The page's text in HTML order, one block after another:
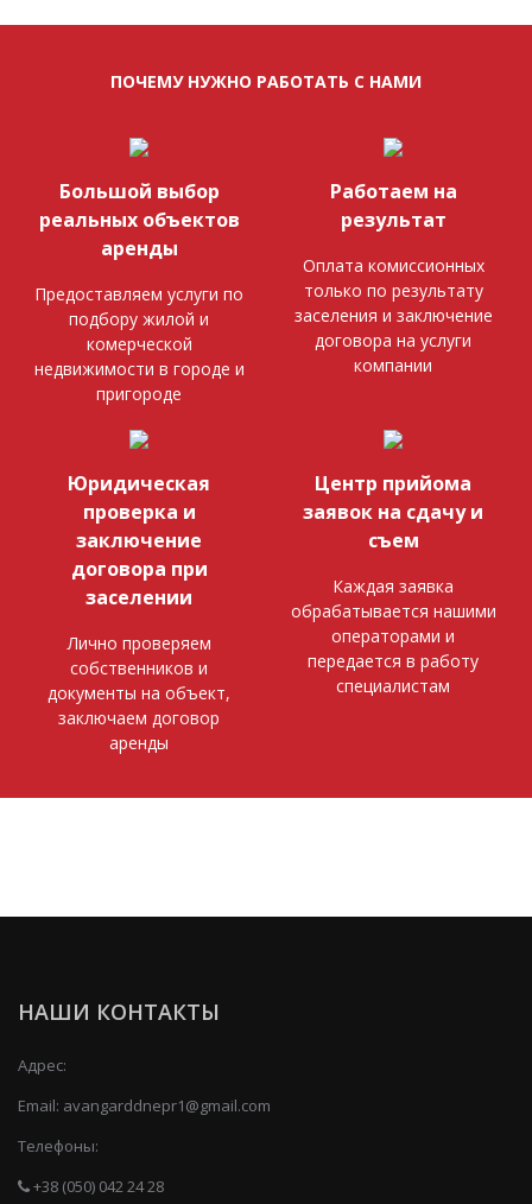
ПОЧЕМУ НУЖНО РАБОТАТЬ С НАМИ
Большой выбор
реальных объектов
аренды
Предоставляем услуги по
подбору жилой и
комерческой
недвижимости в городе и
пригороде
Работаем на
результат
Оплата комиссионных
только по результату
заселения и заключение
договора на услуги
компании
Юридическая
проверка и
заключение
договора при
заселении
Лично проверяем
собственников и
документы на объект,
заключаем договор
аренды
Центр прийома
заявок на сдачу и
съем
Каждая заявка
обрабатывается нашими
операторами и
передается в работу
специалистам
НАШИ КОНТАКТЫ
Адрес:
Email: avangarddnepr1@gmail.com
Телефоны:
+38 (050) 042 24 28